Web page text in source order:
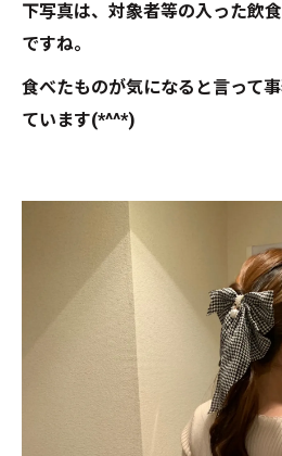
下写真は、対象者等の入った飲
ですね。
食べたものが気になると言って
ています(*^^*)